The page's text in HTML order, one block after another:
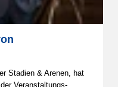
Stadien & Arenen, hat
Veranstaltungs-